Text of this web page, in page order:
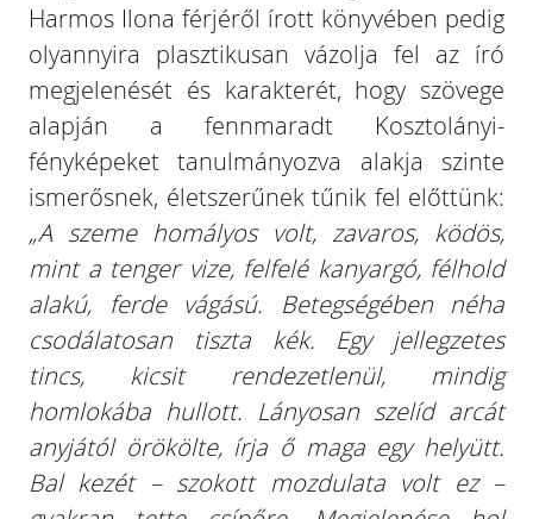
Harmos Ilona férjéről írott könyvében pedig
olyannyira plasztikusan vázolja fel az író
megjelenését és karakterét, hogy szövege
alapján a fennmaradt Kosztolányi-
fényképeket tanulmányozva alakja szinte
ismerősnek, életszerűnek tűnik fel előttünk:
„A szeme homályos volt, zavaros, ködös,
mint a tenger vize, felfelé kanyargó, félhold
alakú, ferde vágású. Betegségében néha
csodálatosan tiszta kék. Egy jellegzetes
tincs, kicsit rendezetlenül, mindig
homlokába hullott. Lányosan szelíd arcát
anyjától örökölte, írja ő maga egy helyütt.
Bal kezét – szokott mozdulata volt ez –